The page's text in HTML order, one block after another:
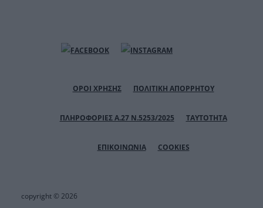
ΟΡΟΙ ΧΡΗΣΗΣ ΠΟΛΙΤΙΚΗ ΑΠΟΡΡΗΤΟΥ
ΠΛΗΡΟΦΟΡΙΕΣ Α.27 Ν.5253/2025 ΤΑΥΤΟΤΗΤΑ
ΕΠΙΚΟΙΝΩΝΙΑ COOKIES
copyright © 2026